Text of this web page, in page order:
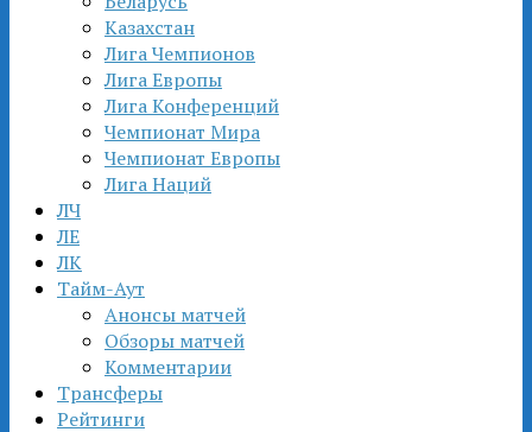
Казахстан
Лига Чемпионов
Лига Европы
Лига Конференций
Чемпионат Мира
Чемпионат Европы
Лига Наций
ЛЧ
ЛЕ
ЛК
Тайм-Аут
Анонсы матчей
Обзоры матчей
Комментарии
Трансферы
Рейтинги